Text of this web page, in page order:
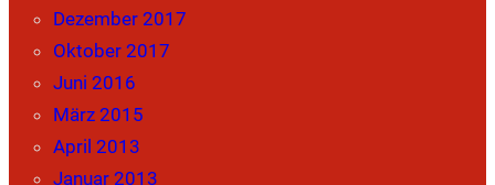
Dezember 2017
Oktober 2017
Juni 2016
März 2015
April 2013
Januar 2013